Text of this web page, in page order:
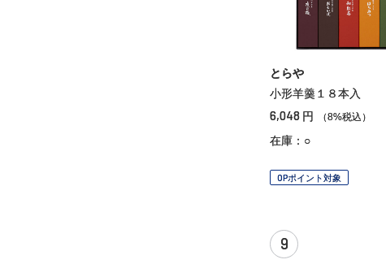
とらや
小形羊羹１８本入
6,048 円 （8%税込）
在庫：○
OPポイント対象
9